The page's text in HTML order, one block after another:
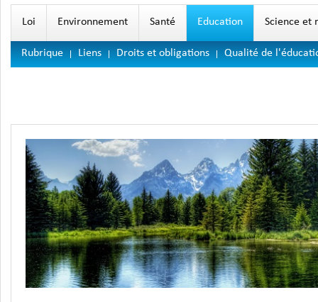
Loi Environnement Santé Education Science et
Rubrique Liens Droits et obligations Qualité de